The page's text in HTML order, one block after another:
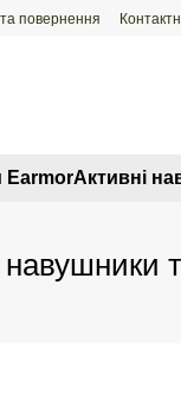
повернення
EarmorАктивні